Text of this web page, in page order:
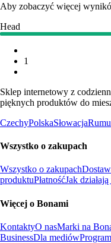
Aby zobaczyć więcej
Head
1
Sklep internetowy z
pięknych produktów do
CzechyPolskaSłowacja
Wszystko o zakupach
Wszystko o zakupach
produktuPłatnośćJak
Więcej o Bonami
KontaktyO nasMarki na
BusinessDla mediów